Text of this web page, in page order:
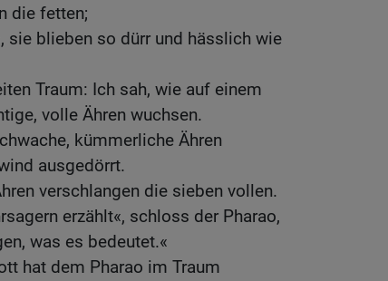
die fetten;
sie blieben so dürr und hässlich wie
Traum: Ich sah, wie auf einem
volle Ähren wuchsen.
kümmerliche Ähren
ausgedörrt.
verschlangen die sieben vollen.
erzählt«, schloss der Pharao,
was es bedeutet.«
hat dem Pharao im Traum